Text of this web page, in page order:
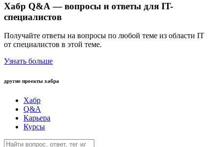
Хабр Q&A — вопросы и ответы для IT-
специалистов
Получайте ответы на вопросы по любой теме из области IT
от специалистов в этой теме.
Узнать больше
другие проекты хабра
Хабр
Q&A
Карьера
Курсы